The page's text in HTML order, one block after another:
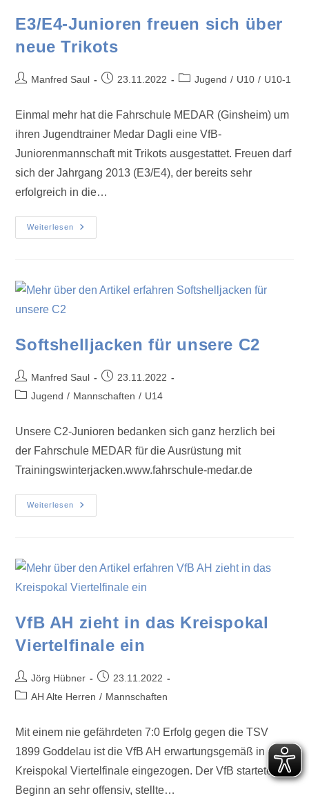
E3/E4-Junioren freuen sich über
neue Trikots
Manfred Saul 23.11.2022 Jugend / U10 / U10-1
Einmal mehr hat die Fahrschule MEDAR (Ginsheim) um
ihren Jugendtrainer Medar Dagli eine VfB-
Juniorenmannschaft mit Trikots ausgestattet. Freuen darf
sich der Jahrgang 2013 (E3/E4), der bereits sehr
erfolgreich in die…
Weiterlesen
Softshelljacken für unsere C2
Manfred Saul
23.11.2022
Jugend / Mannschaften / U14
Unsere C2-Junioren bedanken sich ganz herzlich bei
der Fahrschule MEDAR für die Ausrüstung mit
Trainingswinterjacken.www.fahrschule-medar.de
Weiterlesen
VfB AH zieht in das Kreispokal
Viertelfinale ein
Jörg Hübner
23.11.2022
AH Alte Herren / Mannschaften
Mit einem nie gefährdeten 7:0 Erfolg gegen die TSV
1899 Goddelau ist die VfB AH erwartungsgemäß in das
Kreispokal Viertelfinale eingezogen. Der VfB startete von
Beginn an sehr offensiv, stellte…